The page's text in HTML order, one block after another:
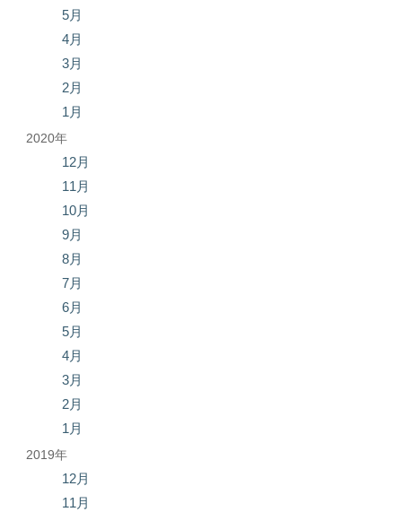
5月
4月
3月
2月
1月
2020年
12月
11月
10月
9月
8月
7月
6月
5月
4月
3月
2月
1月
2019年
12月
11月